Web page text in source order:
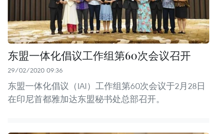
东盟一体化倡议工作组第60次会议召开
29/02/2020 09:36
东盟一体化倡议（IAI）工作组第60次会议于2月28日
在印尼首都雅加达东盟秘书处总部召开。